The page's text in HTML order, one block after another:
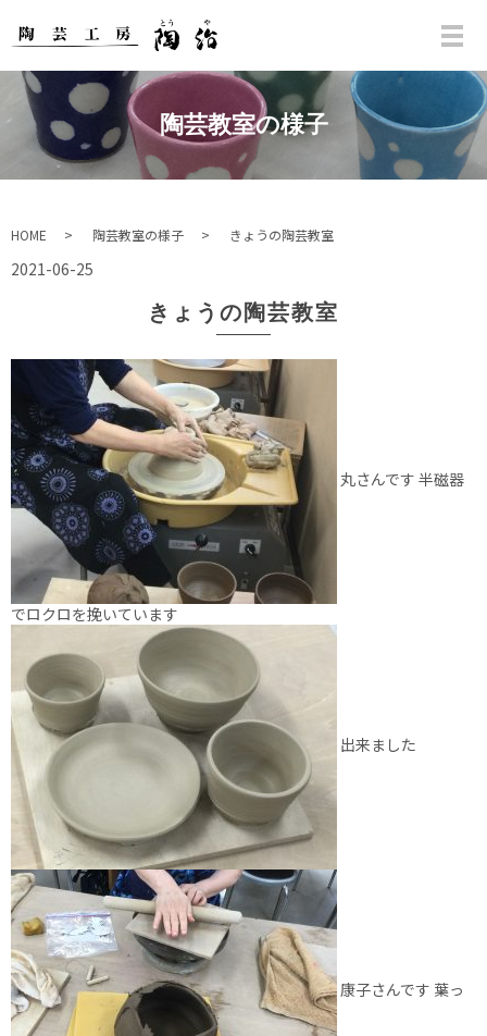
陶芸教室の様子
HOME 陶芸教室の様子 きょうの陶芸教室
2021-06-25
きょうの陶芸教室
丸さんです 半磁器
でロクロを挽いています
出来ました
康子さんです 葉っ